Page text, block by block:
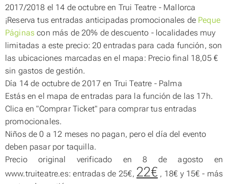
2017/2018 el 14 de octubre en Trui Teatre - Mallorca
¡Reserva tus entradas anticipadas promocionales de Peque
Páginas con más de 20% de descuento - localidades muy
limitadas a este precio:20 entradas para cada función, son
las ubicaciones marcadas en el mapa: Precio final 18,05 €
sin gastos de gestión.
Día 14 de octubre de 2017 en Trui Teatre - Palma
Estás en el mapa de entradas para la función de las 17h.
Clica en "Comprar Ticket" para comprar tus entradas
promocionales.
Niños de 0 a 12 meses no pagan, pero el día del evento
deben pasar por taquilla.
Precio original verificado en 8 de agosto en
www.truiteatre.es: entradas de 25€, 22€, 18€ y 15€ - más